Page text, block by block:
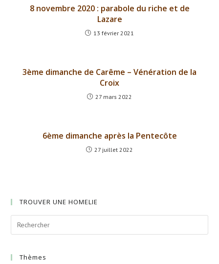
8 novembre 2020 : parabole du riche et de
Lazare
13 février 2021
3ème dimanche de Carême – Vénération de la
Croix
27 mars 2022
6ème dimanche après la Pentecôte
27 juillet 2022
TROUVER UNE HOMELIE
Thèmes